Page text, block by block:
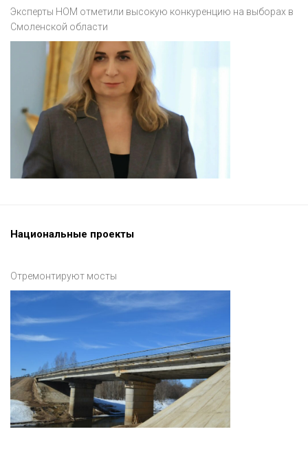
Эксперты НОМ отметили высокую конкуренцию на выборах в
Смоленской области
Национальные проекты
Отремонтируют мосты